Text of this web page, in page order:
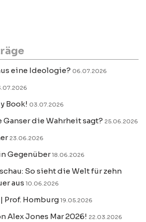
eine Ideologie? 06.07.2026
Book! 03.07.2026
Ganser die Wahrheit sagt? 25.06.2026
23.06.2026
Gegenüber 18.06.2026
So sieht die Welt für zehn
aus 10.06.2026
Prof. Homburg 19.05.2026
Alex Jones Mar 2026! 22.03.2026